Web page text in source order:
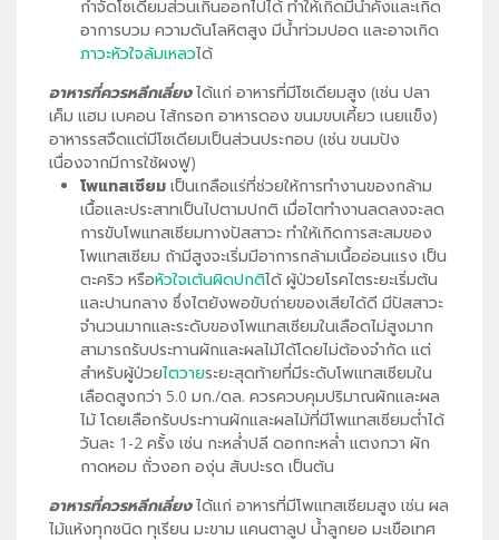
กำจัดโซเดียมส่วนเกินออกไปได้ ทำให้เกิดมีน้ำคั่งและเกิด
อาการบวม ความดันโลหิตสูง มีน้ำท่วมปอด และอาจเกิด
ภาวะหัวใจล้มเหลวได้
อาหารที่ควรหลีกเลี่ยงได้แก่ อาหารที่มีโซเดียมสูง (เช่น ปลา
เค็ม แฮม เบคอน ไส้กรอก อาหารดอง ขนมขบเคี้ยว เนยแข็ง)
อาหารรสจืดแต่มีโซเดียมเป็นส่วนประกอบ (เช่น ขนมปัง
เนื่องจากมีการใช้ผงฟู)
โพแทสเซียม เป็นเกลือแร่ที่ช่วยให้การทำงานของกล้าม
เนื้อและประสาทเป็นไปตามปกติ เมื่อไตทำงานลดลงจะลด
การขับโพแทสเซียมทางปัสสาวะ ทำให้เกิดการสะสมของ
โพแทสเซียม ถ้ามีสูงจะเริ่มมีอาการกล้ามเนื้ออ่อนแรง เป็น
ตะคริว หรือหัวใจเต้นผิดปกติได้ ผู้ป่วยโรคไตระยะเริ่มต้น
และปานกลาง ซึ่งไตยังพอขับถ่ายของเสียได้ดี มีปัสสาวะ
จำนวนมากและระดับของโพแทสเซียมในเลือดไม่สูงมาก
สามารถรับประทานผักและผลไม้ได้โดยไม่ต้องจำกัด แต่
สำหรับผู้ป่วยไตวายระยะสุดท้ายที่มีระดับโพแทสเซียมใน
เลือดสูงกว่า 5.0 มก./ดล. ควรควบคุมปริมาณผักและผล
ไม้ โดยเลือกรับประทานผักและผลไม้ที่มีโพแทสเซียมต่ำได้
วันละ 1-2 ครั้ง เช่น กะหล่ำปลี ดอกกะหล่ำ แตงกวา ผัก
กาดหอม ถั่วงอก องุ่น สับปะรด เป็นต้น
อาหารที่ควรหลีกเลี่ยงได้แก่ อาหารที่มีโพแทสเซียมสูง เช่น ผล
ไม้แห้งทุกชนิด ทุเรียน มะขาม แคนตาลูป น้ำลูกยอ มะเขือเทศ